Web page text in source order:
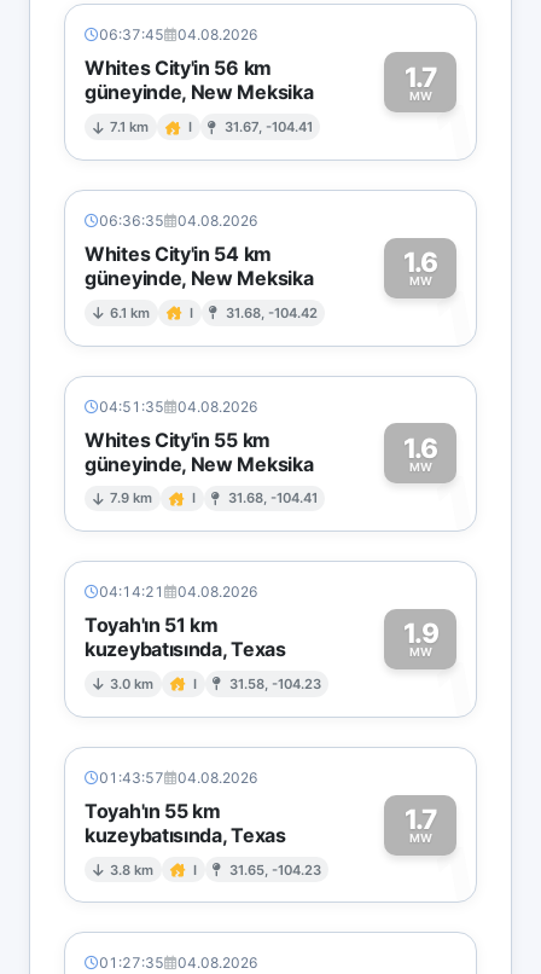
06:37:45 04.08.2026
Whites City'in 56 km
güneyinde, New Meksika
7.1 km I 31.67, -104.41
1.7
MW1
06:36:35 04.08.2026
Whites City'in 54 km
güneyinde, New Meksika
6.1 km I 31.68, -104.42
1.6
MW1
04:51:35 04.08.2026
Whites City'in 55 km
güneyinde, New Meksika
7.9 km I 31.68, -104.41
1.6
MW1
04:14:21 04.08.2026
Toyah'ın 51 km
kuzeybatısında, Texas
3.0 km I 31.58, -104.23
1.9
MW1
01:43:57 04.08.2026
Toyah'ın 55 km
kuzeybatısında, Texas
3.8 km I 31.65, -104.23
1.7
MW1
01:27:35 04.08.2026